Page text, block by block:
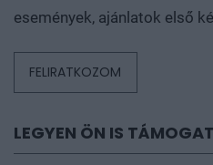
események, ajánlatok első
FELIRATKOZOM
LEGYEN ÖN IS